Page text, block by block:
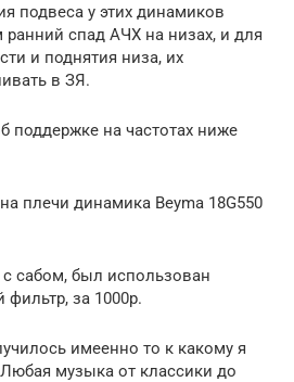
подвеса у этих динамиков
спад АЧХ на низах, и для
и поднятия низа, их
в ЗЯ.
поддержке на частотах ниже
плечи динамика Beyma 18G550
сабом, был использован
за 1000р.
имеенно то к какому я
музыка от классики до